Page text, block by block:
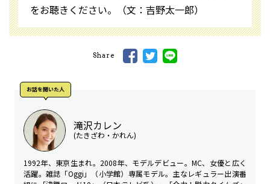
をお聴きください。（文：吉野太一郎）
Share
お話を聞いた⼈
滝沢カレン
(たきざわ・かれん)
1992年、東京生まれ。2008年、モデルデビュー。MC、女優と広く
活躍。雑誌「Oggi」（小学館）専属モデル。主なレギュラー出演番